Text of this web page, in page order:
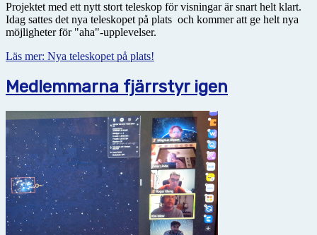
Projektet med ett nytt stort teleskop för visningar är snart helt klart.
Idag sattes det nya teleskopet på plats och kommer att ge helt nya
möjligheter för "aha"-upplevelser.
Läs mer: Nya teleskopet på plats!
Medlemmarna fjärrstyr igen